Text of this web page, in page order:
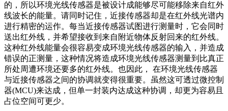
的，所以环境光线传感器是被设计成能够尽可能移除来自红外
线波长的能量。请同时记住，近接传感器却是在红外线光谱内
进行精密的运作。每当近接传感器试图进行测量时，它会同时
送出红外线，并希望接收到来自附近物体反射回来的红外线。
这种红外线能量会很容易变成环境光线传感器的输入，并造成
错误的正测量，这种情况将造成环境光线传感器测量到比真正
所处周遭环境还要多的红外线。也因此， 在环境光线传感器
与近接传感器之间的协调就变得很重要。虽然这可透过微控制
器(MCU)来达成，但单一封装内达成这种协调，却更为容易且
占位空间可更少。